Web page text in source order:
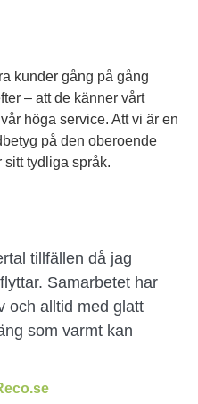
kunder gång på gång
– att de känner vårt
höga service. Att vi är en
på den oberoende
sitt tydliga språk.
tillfällen då jag
Samarbetet har
och alltid med glatt
som varmt kan